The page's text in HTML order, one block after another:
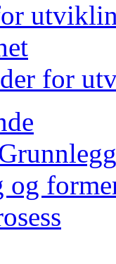
for
og